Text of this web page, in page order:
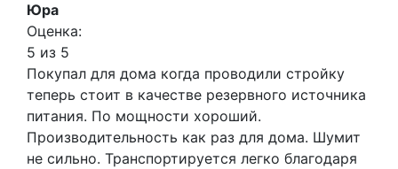
Юра
Оценка:
5 из 5
Покупал для дома когда проводили стройку
теперь стоит в качестве резервного источника
питания. По мощности хороший.
Производительность как раз для дома. Шумит
не сильно. Транспортируется легко благодаря